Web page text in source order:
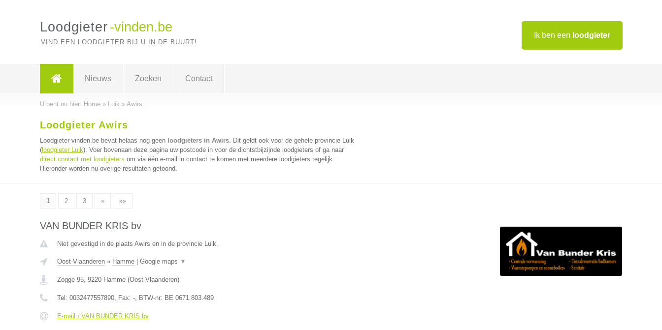
Ik ben een loodgieter
Loodgieter -vinden.be
VIND EEN LOODGIETER BIJ U IN DE BUURT!
Nieuws Zoeken Contact
U bent nu hier: Home» Luik » Awirs
Loodgieter Awirs
Loodgieter-vinden.be bevat helaas nog geen loodgieters in Awirs. Dit geldt ook voor de gehele provincie Luik
(loodgieter Luik). Voer bovenaan deze pagina uw postcode in voor de dichtstbijzijnde loodgieters of ga naar
direct contact met loodgieters om via één e-mail in contact te komen met meerdere loodgieters tegelijk.
Hieronder worden nu overige resultaten getoond.
1 2 3 » »»
VAN BUNDER KRIS bv
Niet gevestigd in de plaats Awirs en in de provincie Luik.
Oost-Vlaanderen» Hamme| Google maps ▼
Zogge 95, 9220 Hamme(Oost-Vlaanderen)
Tel: 0032477557890, Fax: -, BTW-nr: BE 0671.803.489
E-mail › VAN BUNDER KRIS bv